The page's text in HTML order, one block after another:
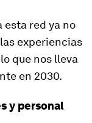
esta red ya no
experiencias
que nos lleva
en 2030.
y personal